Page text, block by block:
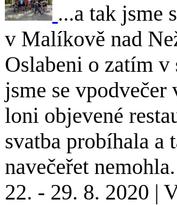
...a tak jsme
v Malíkově nad
Oslabeni o zatím
jsme se
loni objevené
svatba probíhala a
navečeřet nemohla.
22. - 29. 8. 2020 |